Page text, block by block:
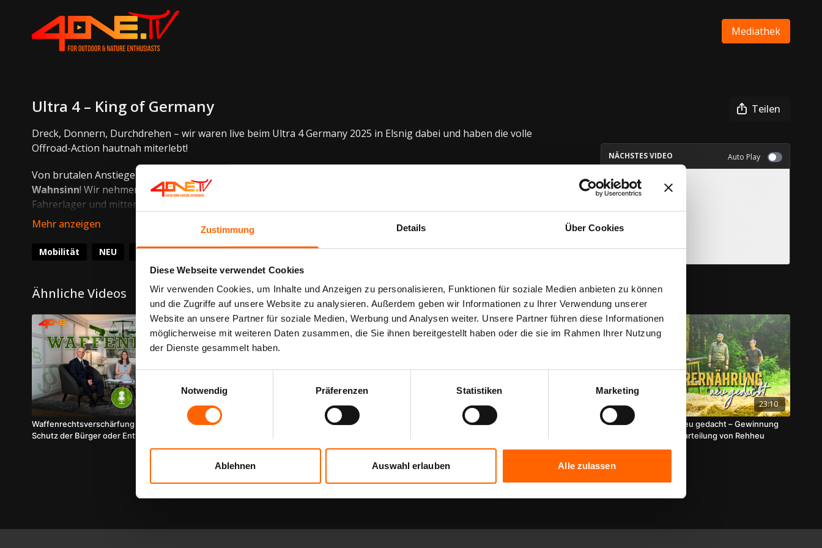
Zustimmung Details Über Cookies
Diese Webseite verwendet Cookies
Wir verwenden Cookies, um Inhalte und Anzeigen zu personalisieren, Funktionen für soziale Medien anbieten zu können
und die Zugriffe auf unsere Website zu analysieren. Außerdem geben wir Informationen zu Ihrer Verwendung unserer
Website an unsere Partner für soziale Medien, Werbung und Analysen weiter. Unsere Partner führen diese Informationen
möglicherweise mit weiteren Daten zusammen, die Sie ihnen bereitgestellt haben oder die sie im Rahmen Ihrer Nutzung
der Dienste gesammelt haben.
Einwilligungsauswahl
Notwendig
Präferenzen Statistiken Marketing
Ablehnen Auswahl erlauben Alle zulassen
Mediathek
Ultra 4 – King of Germany
Teilen
Dreck, Donnern, Durchdrehen – wir waren live beim Ultra 4 Germany 2025 in Elsnig dabei und haben die volle
Offroad-Action hautnah miterlebt!
Von brutalen Anstiegen über fiese Steinpassagen bis zu Maschinen am Limit – dieses Event war
Wahnsinn! Wir nehmen euch mit auf unseren Besuch ins Herz der Ultra 4-Szene: direkt an die Strecke, ins
Fahrerlager und mitten rein ins Chaos.
Ungefiltert, laut und staubig – genau so muss das sein!
Mobilität NEU Neu auf 4ONE.TV
NÄCHSTES VIDEO Auto Play
Verantwortung – Eine ehrliche
Alexander Geyrhofer
Ähnliche Videos
01:18:26
Waffenrechtsverschärfung in Österreich:
Schutz der Bürger oder Entwaffnung durch die
Hintertür? | Expertenrunde mit den
IPSC Weltmeisterschaft Vlog Teil 1 | Behind the
Entdecke die Welt der Skorpione: Spannende
23:10
Wildtierernährung neu gedacht – Gewinnung
und sensorische Beurteilung von Rehheu